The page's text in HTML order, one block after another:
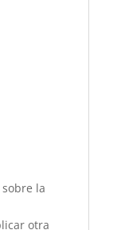
la
otra